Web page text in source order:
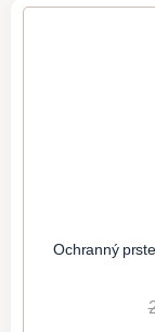
Ochranný